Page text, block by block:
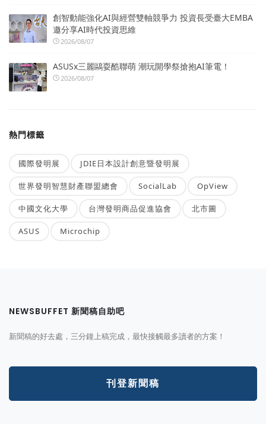
創智動能強化AI與經營雙軸競爭力 投資長受臺大EMBA
邀分享AI時代投資思維
2026/08/07
ASUSx三麗鷗耍酷聯萌 潮玩開學祭搶抱AI筆電！
2026/08/07
熱門標籤
國際發明展 JDIE日本設計創意暨發明展
世界發明智慧財產聯盟總會 SocialLab OpView
中國文化大學 台灣發明商品促進協會 北市圖
ASUS Microchip
NEWSBUFFET 新聞稿自助吧
新聞稿的好去處，三分鐘上稿完成，最快接觸最多讀者的方案！
刊登新聞稿